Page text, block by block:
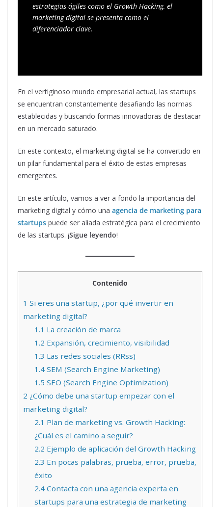
estrategias ágiles como el Growth Hacking, el
marketing digital se presenta como el
diferenciador clave.
En el vertiginoso mundo empresarial actual, las startups
se encuentran constantemente desafiando las normas
establecidas y buscando formas innovadoras de destacar
en un mercado saturado.
En este contexto, el marketing digital se ha convertido en
un pilar fundamental para el éxito de estas empresas
emergentes.
En este artículo, vamos a ver a fondo la importancia del
marketing digital y cómo una agencia de marketing para
startups puede ser aliada estratégica para el crecimiento
de las startups. ¡Sigue leyendo!
Contenido
1 Si eres una startup, ¿por qué invertir en
marketing digital?
1.1 La creación de marca
1.2 Expansión, crecimiento, visibilidad
1.3 Las redes sociales (RRss)
1.4SEM (Search Engine Marketing)
1.5 SEO (Search Engine Optimization)
2 ¿Cómo debe una startup empezar con el
marketing digital?
2.1 Plan de marketing vs. Growth Hacking:
¿Cuál es el camino a seguir?
2.2 Ejemplo de aplicación del Growth Hacking
2.3 En pocas palabras, prueba, error, prueba,
éxito
2.4Contacta con una agencia experta en
startups para una estrategia de marketing